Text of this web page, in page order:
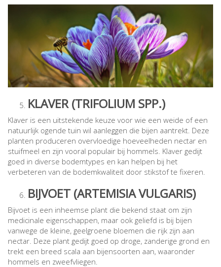
KLAVER (TRIFOLIUM SPP.)
Klaver is een uitstekende keuze voor wie een weide of een
natuurlijk ogende tuin wil aanleggen die bijen aantrekt. Deze
planten produceren overvloedige hoeveelheden nectar en
stuifmeel en zijn vooral populair bij hommels. Klaver gedijt
goed in diverse bodemtypes en kan helpen bij het
verbeteren van de bodemkwaliteit door stikstof te fixeren.
BIJVOET (ARTEMISIA VULGARIS)
Bijvoet is een inheemse plant die bekend staat om zijn
medicinale eigenschappen, maar ook geliefd is bij bijen
vanwege de kleine, geelgroene bloemen die rijk zijn aan
nectar. Deze plant gedijt goed op droge, zanderige grond en
trekt een breed scala aan bijensoorten aan, waaronder
hommels en zweefvliegen.